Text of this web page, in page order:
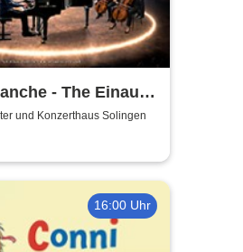
- The Einaudi
- Original Tribute
und Konzerthaus Solingen
16:00 Uhr